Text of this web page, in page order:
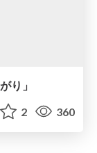
り」
2 360